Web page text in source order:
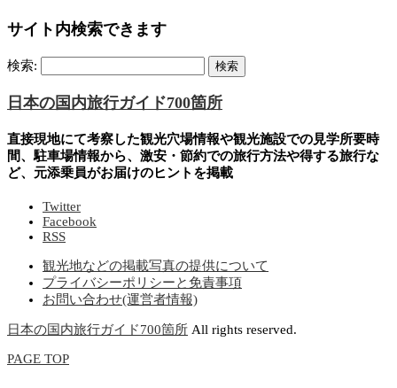
サイト内検索できます
検索:
日本の国内旅行ガイド700箇所
直接現地にて考察した観光穴場情報や観光施設での見学所要時
間、駐車場情報から、激安・節約での旅行方法や得する旅行な
ど、元添乗員がお届けのヒントを掲載
Twitter
Facebook
RSS
観光地などの掲載写真の提供について
プライバシーポリシーと免責事項
お問い合わせ(運営者情報)
日本の国内旅行ガイド700箇所 All rights reserved.
PAGE TOP